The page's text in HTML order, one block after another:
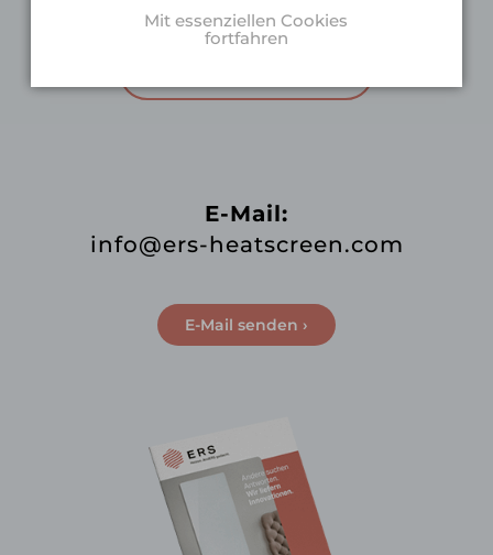
setzen.
E-Mail:
info@ers-heatscreen.com
E-Mail senden ›
Mit essenziellen Cookies
fortfahren